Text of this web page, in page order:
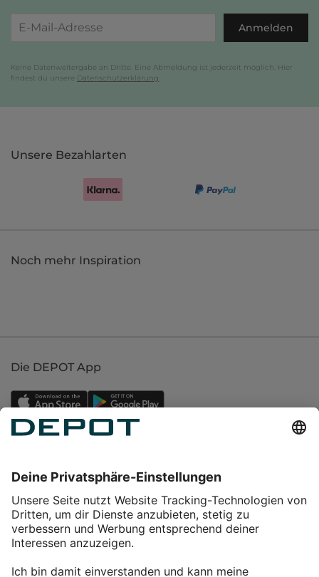
Anmelden
Keine Datenweitergabe an Dritte. Eine Abmeldung ist jederzeit möglich. Hier
findest du unsere Datenschutzerklärung
Unsere Bezahlarten
Noch mehr Inspiration
Die DEPOT App
Service
Über DEPOT